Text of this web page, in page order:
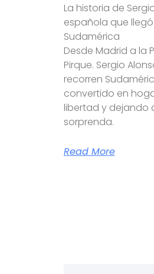
La historia de
española que
Sudamérica
Desde Madrid a la
Pirque. Sergio
recorren
convertido en
libertad y dejando
sorprenda.
Read More